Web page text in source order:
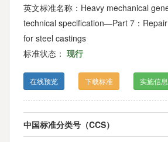
英文标准名称：Heavy mechanical
technical specification—Part 7：
for steel castings
标准状态： 现行
在线预览 下载标准 实施信
中国标准分类号（CCS）